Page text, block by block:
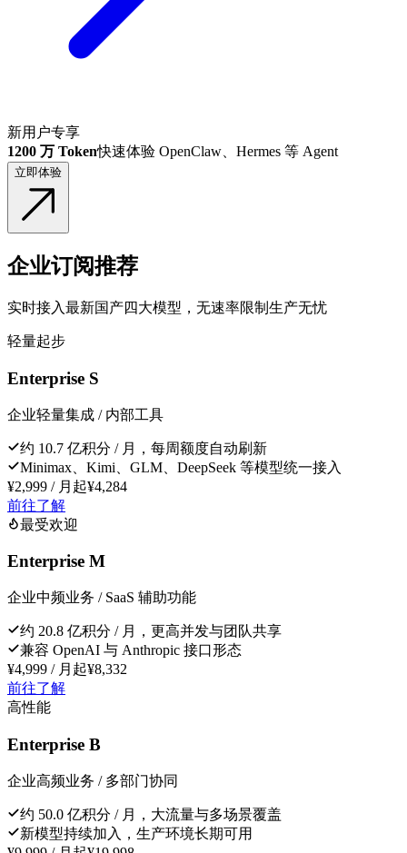
新用户专享
1200 万 Token快速体验 OpenClaw、Hermes 等 Agent
立即体验
企业订阅推荐
实时接入最新国产四大模型，无速率限制生产无忧
轻量起步
Enterprise S
企业轻量集成 / 内部工具
约 10.7 亿积分 / 月，每周额度自动刷新
Minimax、Kimi、GLM、DeepSeek 等模型统一接入
¥2,999 / 月起¥4,284
前往了解
最受欢迎
Enterprise M
企业中频业务 / SaaS 辅助功能
约 20.8 亿积分 / 月，更高并发与团队共享
兼容 OpenAI 与 Anthropic 接口形态
¥4,999 / 月起¥8,332
前往了解
高性能
Enterprise B
企业高频业务 / 多部门协同
约 50.0 亿积分 / 月，大流量与多场景覆盖
新模型持续加入，生产环境长期可用